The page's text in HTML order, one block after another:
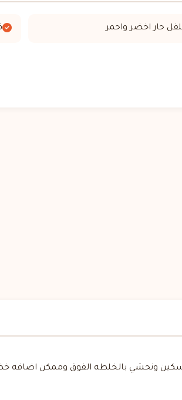
حار اخضر واحمر
ونحشي بالخلطه الفوق وممكن اضافه